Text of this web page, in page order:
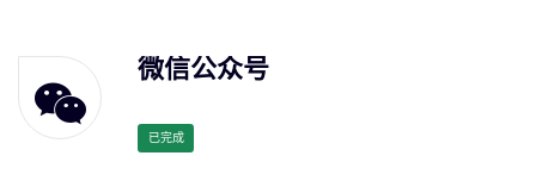
微信公众号
已完成